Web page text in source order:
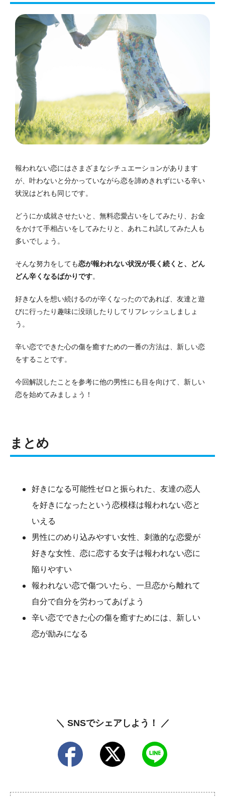
報われない恋にはさまざまなシチュエーションがあります
が、叶わないと分かっていながら恋を諦めきれずにいる辛い
状況はどれも同じです。
どうにか成就させたいと、無料恋愛占いをしてみたり、お金
をかけて手相占いをしてみたりと、あれこれ試してみた人も
多いでしょう。
そんな努力をしても恋が報われない状況が長く続くと、どん
どん辛くなるばかりです。
好きな人を想い続けるのが辛くなったのであれば、友達と遊
びに行ったり趣味に没頭したりしてリフレッシュしましょ
う。
辛い恋でできた心の傷を癒すための一番の方法は、新しい恋
をすることです。
今回解説したことを参考に他の男性にも目を向けて、新しい
恋を始めてみましょう！
まとめ
好きになる可能性ゼロと振られた、友達の恋人
を好きになったという恋模様は報われない恋と
いえる
男性にのめり込みやすい女性、刺激的な恋愛が
好きな女性、恋に恋する女子は報われない恋に
陥りやすい
報われない恋で傷ついたら、一旦恋から離れて
自分で自分を労わってあげよう
辛い恋でできた心の傷を癒すためには、新しい
恋が励みになる
＼ SNSでシェアしよう！ ／